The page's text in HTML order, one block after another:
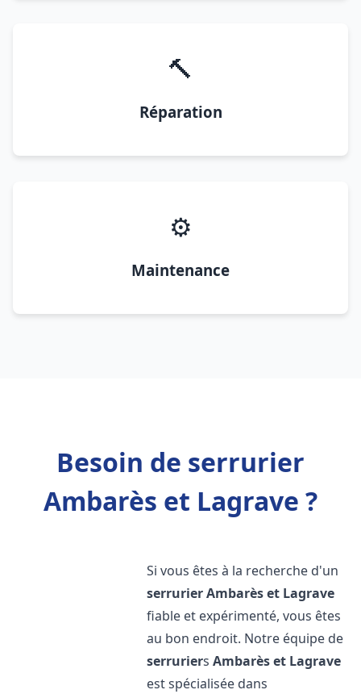
🔨
Réparation
⚙️
Maintenance
Besoin de serrurier
Ambarès et Lagrave ?
Si vous êtes à la recherche d'un
serrurierAmbarès et Lagrave
fiable et expérimenté, vous êtes
au bon endroit. Notre équipe de
serruriersAmbarès et Lagrave
est spécialisée dans